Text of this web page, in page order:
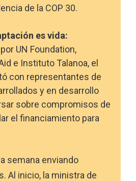
de la COP 30.
es vida:
UN Foundation,
e Instituto Talanoa, el
con representantes de
y en desarrollo
sobre compromisos de
el financiamiento para
semana enviando
Al inicio, la ministra de